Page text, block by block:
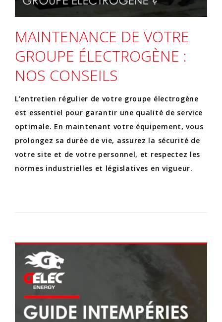
MAINTENANCE DE VOTRE
GROUPE ÉLECTROGÈNE :
NOS CONSEILS
L’entretien régulier de votre groupe électrogène
est essentiel pour garantir une qualité de service
optimale. En maintenant votre équipement, vous
prolongez sa durée de vie, assurez la sécurité de
votre site et de votre personnel, et respectez les
normes industrielles et législatives en vigueur.